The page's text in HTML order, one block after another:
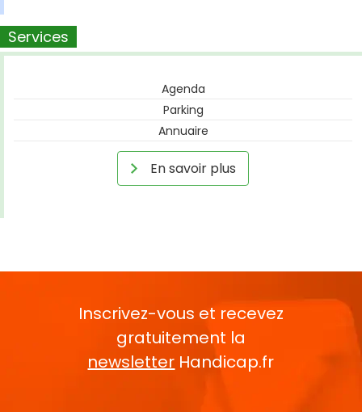
Services
Agenda
Parking
Annuaire
En savoir plus
Inscrivez-vous et recevez
gratuitement la
newsletter Handicap.fr